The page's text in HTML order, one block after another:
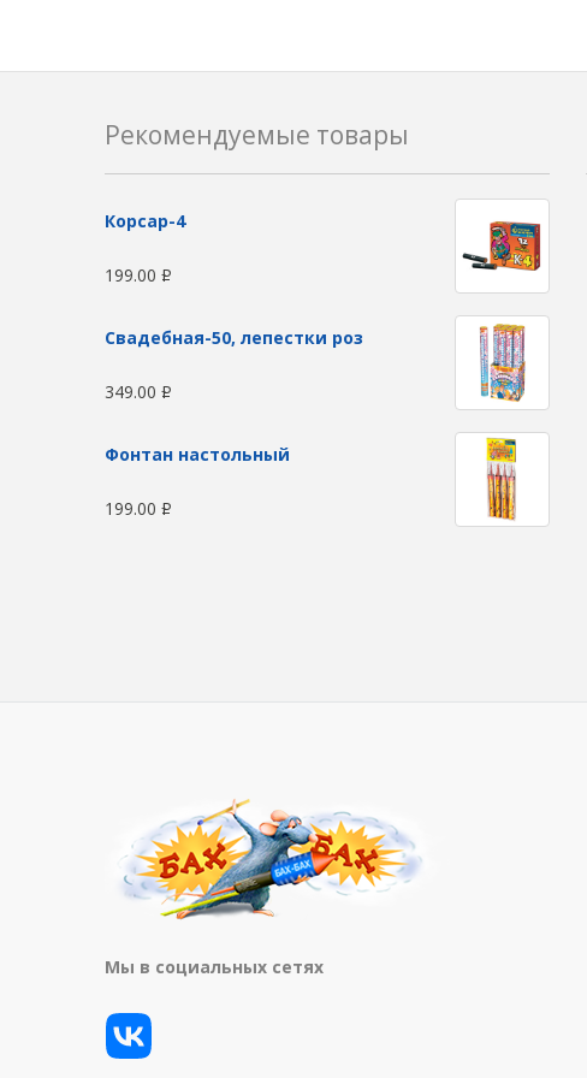
Рекомендуемые товары
Корсар-4
199.00 Р
Свадебная-50, лепестки роз
349.00 Р
Фонтан настольный
199.00 Р
Мы в социальных сетях